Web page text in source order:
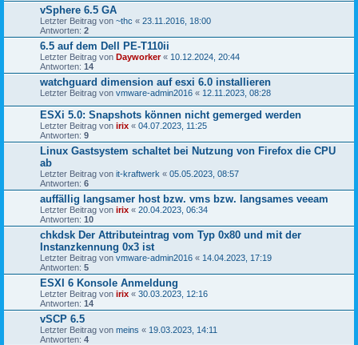
vSphere 6.5 GA
Letzter Beitrag von ~thc « 23.11.2016, 18:00
Antworten: 2
6.5 auf dem Dell PE-T110ii
Letzter Beitrag von Dayworker« 10.12.2024, 20:44
Antworten: 14
watchguard dimension auf esxi 6.0 installieren
Letzter Beitrag von vmware-admin2016 « 12.11.2023, 08:28
ESXi 5.0: Snapshots können nicht gemerged werden
Letzter Beitrag von irix « 04.07.2023, 11:25
Antworten: 9
Linux Gastsystem schaltet bei Nutzung von Firefox die CPU
ab
Letzter Beitrag von it-kraftwerk « 05.05.2023, 08:57
Antworten: 6
auffällig langsamer host bzw. vms bzw. langsames veeam
Letzter Beitrag von irix « 20.04.2023, 06:34
Antworten: 10
chkdsk Der Attributeintrag vom Typ 0x80 und mit der
Instanzkennung 0x3 ist
Letzter Beitrag von vmware-admin2016 « 14.04.2023, 17:19
Antworten: 5
ESXI 6 Konsole Anmeldung
Letzter Beitrag von irix « 30.03.2023, 12:16
Antworten: 14
vSCP 6.5
Letzter Beitrag von meins « 19.03.2023, 14:11
Antworten: 4